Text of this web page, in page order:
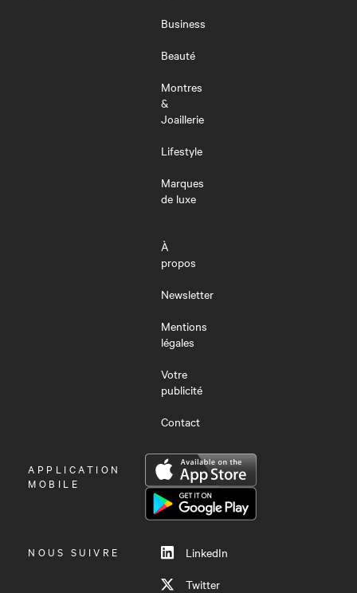
Business
Beauté
Montres
&
Joaillerie
Lifestyle
Marques
de luxe
À
propos
Newsletter
Mentions
légales
Votre
publicité
Contact
OUVRIR
LE
APPLICATION
MOBILE
NOUS SUIVRE
LinkedIn
Twitter